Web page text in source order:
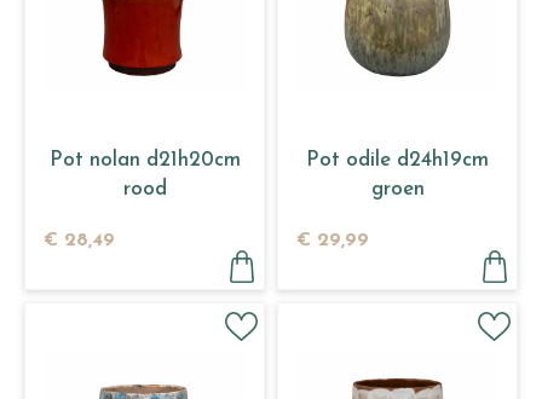
Pot nolan d21h20cm
rood
€ 28,49
Pot odile d24h19cm
groen
€ 29,99